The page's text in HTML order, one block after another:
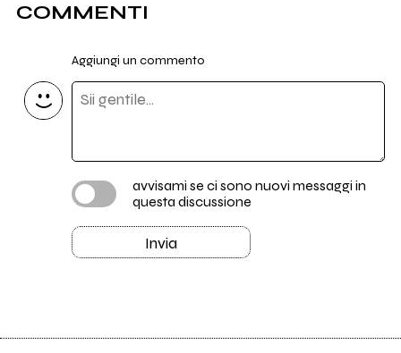
COMMENTI
Aggiungi un commento
avvisami se ci sono nuovi messaggi in
questa discussione
Invia